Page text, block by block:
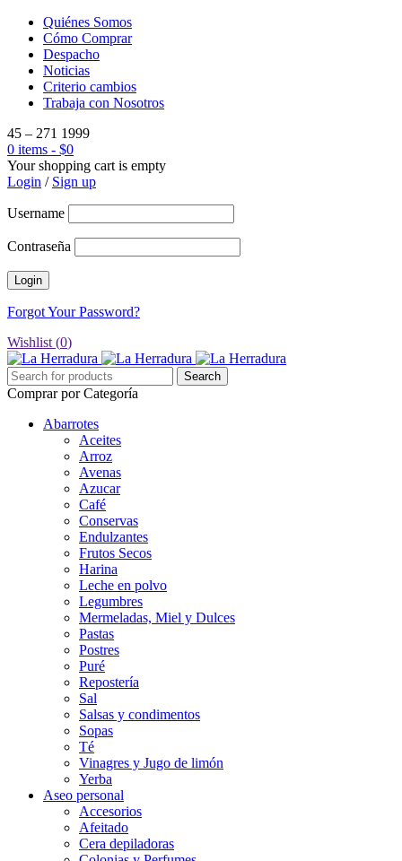
Quiénes Somos
Cómo Comprar
Despacho
Noticias
Criterio cambios
Trabaja con Nosotros
45 – 271 1999
0 items - $0
Your shopping cart is empty
Login / Sign up
Username
Contraseña
Forgot Your Password?
Wishlist (0)
Comprar por Categoría
Abarrotes
Aceites
Arroz
Avenas
Azucar
Café
Conservas
Endulzantes
Frutos Secos
Harina
Leche en polvo
Legumbres
Mermeladas, Miel y Dulces
Pastas
Postres
Puré
Repostería
Sal
Salsas y condimentos
Sopas
Té
Vinagres y Jugo de limón
Yerba
Aseo personal
Accesorios
Afeitado
Cera depiladoras